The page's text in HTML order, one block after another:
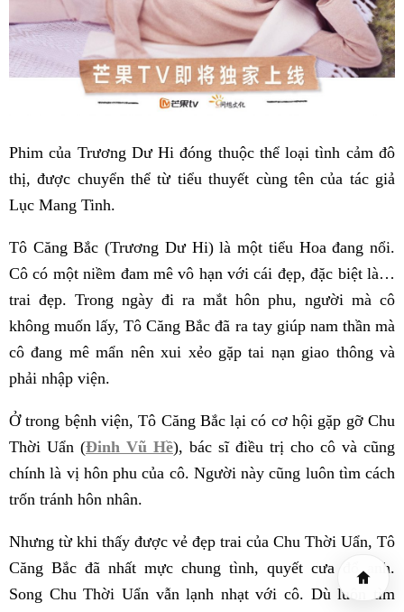
Phim của Trương Dư Hi đóng thuộc thể loại tình cảm đô
thị, được chuyển thể từ tiểu thuyết cùng tên của tác giả
Lục Mang Tinh.
Tô Căng Bắc (Trương Dư Hi) là một tiểu Hoa đang nổi.
Cô có một niềm đam mê vô hạn với cái đẹp, đặc biệt là…
trai đẹp. Trong ngày đi ra mắt hôn phu, người mà cô
không muốn lấy, Tô Căng Bắc đã ra tay giúp nam thần mà
cô đang mê mẩn nên xui xẻo gặp tai nạn giao thông và
phải nhập viện.
Ở trong bệnh viện, Tô Căng Bắc lại có cơ hội gặp gỡ Chu
Thời Uẩn (Đinh Vũ Hề), bác sĩ điều trị cho cô và cũng
chính là vị hôn phu của cô. Người này cũng luôn tìm cách
trốn tránh hôn nhân.
Nhưng từ khi thấy được vẻ đẹp trai của Chu Thời Uẩn, Tô
Căng Bắc đã nhất mực chung tình, quyết cưa đổ anh.
Song Chu Thời Uẩn vẫn lạnh nhạt với cô. Dù luôn tìm